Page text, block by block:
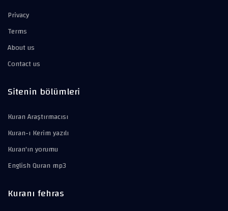
Privacy
Terms
About us
Contact us
Sitenin bölümleri
Kuran Araştırmacısı
Kuran-ı Kerim yazılı
Kuran'ın yorumu
English Quran mp3
Kuranı fehras